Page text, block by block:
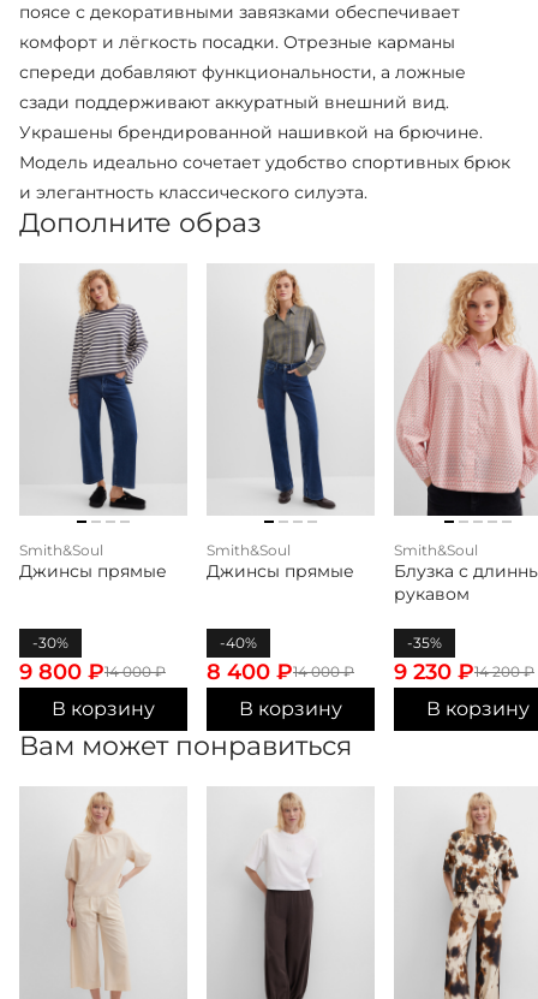
поясе с декоративными завязками обеспечивает
комфорт и лёгкость посадки. Отрезные карманы
спереди добавляют функциональности, а ложные
сзади поддерживают аккуратный внешний вид.
Украшены брендированной нашивкой на брючине.
Модель идеально сочетает удобство спортивных брюк
и элегантность классического силуэта.
Дополните образ
Smith&Soul
Джинсы прямые
-30%
14 000₽
9 800 ₽
В корзину
Smith&Soul
Джинсы прямые
-40%
14 000₽
8 400 ₽
В корзину
Smith&Soul
Блузка с
рукавом
-35%
14 200₽
9 230 ₽
В корзину
Вам может понравиться